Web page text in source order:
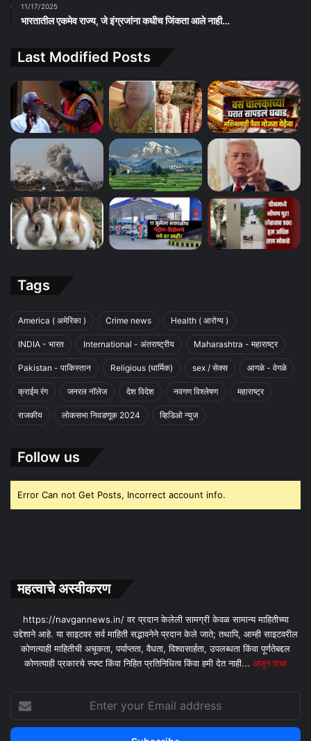
11/17/2025
भारतातील एकमेव राज्य, जे इंग्रजांना कधीच जिंकता आले नाही…
Last Modified Posts
Tags
America ( अमेरिका ) Crime news Health ( आरोग्य )
INDIA - भारत International - अंतराष्ट्रीय Maharashtra - महाराष्ट्र
Pakistan - पाकिस्तान Religious (धार्मिक) sex / सेक्स आगळे - वेगळे
क्राईम रंग जनरल नॉलेज देश विदेश नवगण विश्लेषण महाराष्ट्र
राजकीय लोकसभा निवडणूक 2024 व्हिडिओ न्युज
Follow us
Error Can not Get Posts, Incorrect account info.
महत्वाचे अस्वीकरण
https://navgannews.in/ वर प्रदान केलेली सामग्री केवळ सामान्य माहितीच्या
उद्देशाने आहे. या साइटवर सर्व माहिती सद्भावनेने प्रदान केले जाते; तथापि, आम्ही साइटवरील
कोणत्याही माहितीची अचूकता, पर्याप्तता, वैधता, विश्वासार्हता, उपलब्धता किंवा पूर्णतेबद्दल
कोणत्याही प्रकारचे स्पष्ट किंवा निहित प्रतिनिधित्व किंवा हमी देत ​​नाही... अजून वाचा
your
Email